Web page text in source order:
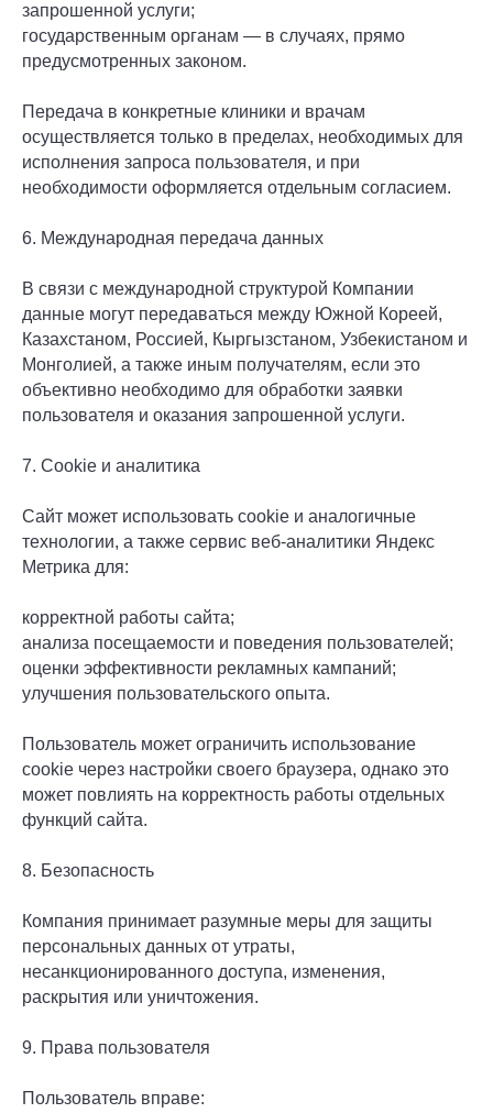
запрошенной услуги;
государственным органам — в случаях, прямо
предусмотренных законом.
Передача в конкретные клиники и врачам
осуществляется только в пределах, необходимых для
исполнения запроса пользователя, и при
необходимости оформляется отдельным согласием.
6. Международная передача данных
В связи с международной структурой Компании
данные могут передаваться между Южной Кореей,
Казахстаном, Россией, Кыргызстаном, Узбекистаном и
Монголией, а также иным получателям, если это
объективно необходимо для обработки заявки
пользователя и оказания запрошенной услуги.
7. Cookie и аналитика
Сайт может использовать cookie и аналогичные
технологии, а также сервис веб-аналитики Яндекс
Метрика для:
корректной работы сайта;
анализа посещаемости и поведения пользователей;
оценки эффективности рекламных кампаний;
улучшения пользовательского опыта.
Пользователь может ограничить использование
cookie через настройки своего браузера, однако это
может повлиять на корректность работы отдельных
функций сайта.
8. Безопасность
Компания принимает разумные меры для защиты
персональных данных от утраты,
несанкционированного доступа, изменения,
раскрытия или уничтожения.
9. Права пользователя
Пользователь вправе: